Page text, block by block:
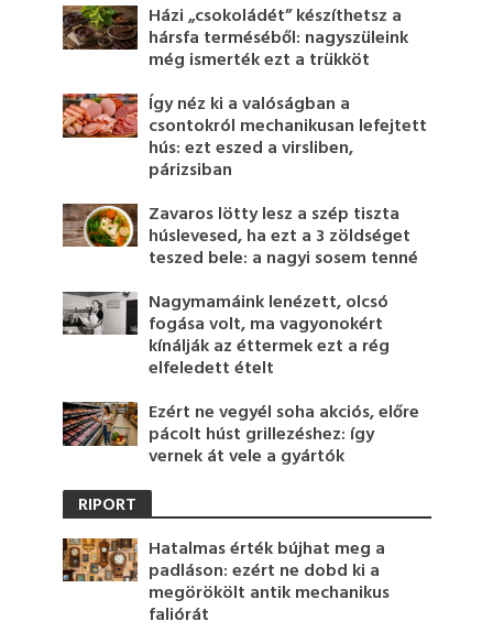
Házi „csokoládét” készíthetsz a
hársfa terméséből: nagyszüleink
még ismerték ezt a trükköt
Így néz ki a valóságban a
csontokról mechanikusan lefejtett
hús: ezt eszed a virsliben,
párizsiban
Zavaros lötty lesz a szép tiszta
húslevesed, ha ezt a 3 zöldséget
teszed bele: a nagyi sosem tenné
Nagymamáink lenézett, olcsó
fogása volt, ma vagyonokért
kínálják az éttermek ezt a rég
elfeledett ételt
Ezért ne vegyél soha akciós, előre
pácolt húst grillezéshez: így
vernek át vele a gyártók
RIPORT
Hatalmas érték bújhat meg a
padláson: ezért ne dobd ki a
megörökölt antik mechanikus
faliórát